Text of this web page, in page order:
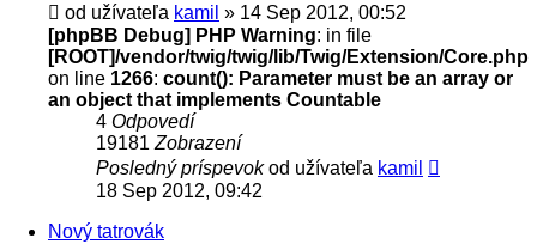
od užívateľa kamil » 14 Sep 2012, 00:52
[phpBB Debug] PHP Warning: in file
[ROOT]/vendor/twig/twig/lib/Twig/Extension/Core.php
on line 1266: count(): Parameter must be an array or
an object that implements Countable
4 Odpovedí
19181 Zobrazení
Posledný príspevokod užívateľa kamil
18 Sep 2012, 09:42
Nový tatrovák